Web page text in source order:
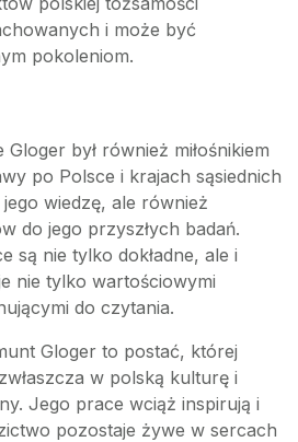
i może być
pokoleniom.
był również miłośnikiem
po Polsce i krajach sąsiednich
wiedzę, ale również
do jego przyszłych badań.
są nie tylko dokładne, ale i
nie tylko wartościowymi
do czytania.
Gloger to postać, której
w polską kulturę i
Jego prace wciąż inspirują i
pozostaje żywe w sercach